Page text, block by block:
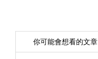
你可能會想看的文章